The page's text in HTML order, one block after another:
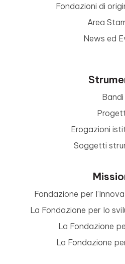
Fondazioni di
Area
News ed
Bandi
Erogazioni
Soggetti
Fondazione per
La Fondazione per lo
La Fondazione
La Fondazione